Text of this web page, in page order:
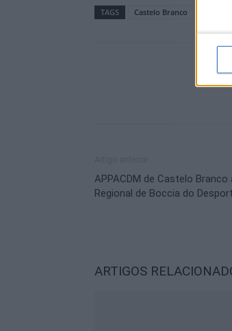
TAGS Castelo Branco
APPACDM de Castelo
Regional de Boccia do
ARTIGOS